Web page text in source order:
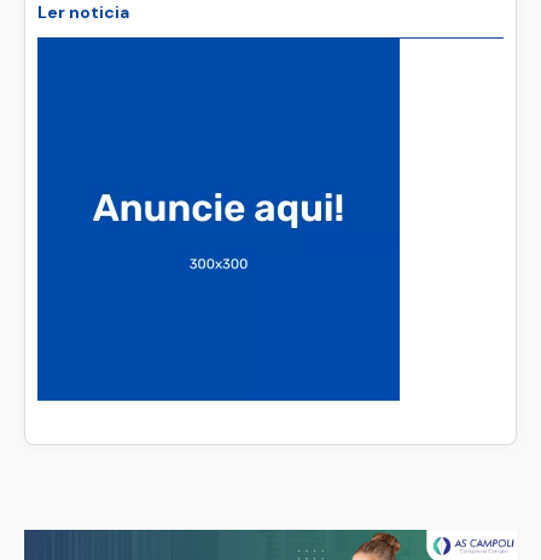
Ler noticia